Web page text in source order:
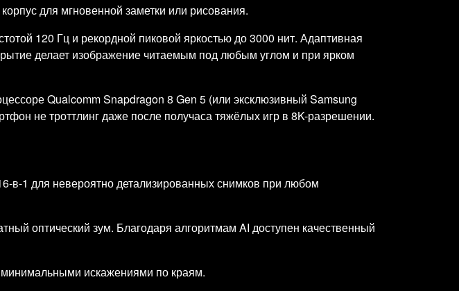
для мгновенной заметки или рисования.
120 Гц и рекордной пиковой яркостью до 3000 нит. Адаптивная
делает изображение читаемым под любым углом и при ярком
Qualcomm Snapdragon 8 Gen 5 (или эксклюзивный Samsung
не троттлинг даже после получаса тяжёлых игр в 8K-разрешении.
в-1 для невероятно детализированных снимков при любом
оптический зум. Благодаря алгоритмам AI доступен качественный
искажениями по краям.